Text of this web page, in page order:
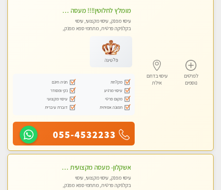
לפרטים
נוספים
עיסוי בדרום
אילת
מומלץ לחלוטין!!!! מעסה מקצועית מהממת ואיכותית פרטי!!!לזוגות +לבית המלון - ללא מין !!
עיסוי מפנק, עיסוי מקצועי, עיסוי
בקלניקה פרטית, מתחמי ספא מפנק,
פלטינה
מקלחת
חניה חינם
עיסוי מרגיע
נקי ומסודר
מקום פרטי
עיסוי מקצועי
תמונה אמיתית
דוברת עיברית
055-4532233
אשקלון- מעסה מקצועית חדשה ואיכותית לעיסוי מרגיע ומפנק VIP-מומלץ לחלוטין! פרטי! ​​​​​​ Highly recommended
עיסוי מפנק, עיסוי מקצועי, עיסוי
בקלניקה פרטית, מתחמי ספא מפנק,